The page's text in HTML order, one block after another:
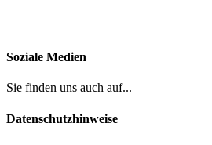
Soziale Medien
Sie finden uns auch auf...
Datenschutzhinweise